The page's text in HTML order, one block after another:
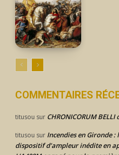
COMMENTAIRES
titusou sur CHRONICORUM BELLI
titusou sur Incendies en Gironde
dispositif d’ampleur inédite en